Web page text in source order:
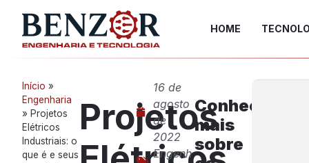
HOME
Início »
Engenharia
» Projetos
Elétricos
Industriais: o
que é e seus
Projetos
16 de
agosto
de
2022
Engenh
Conheça
mais
sobre